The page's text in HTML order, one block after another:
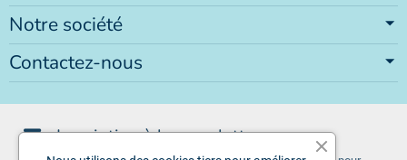
Notre société
Contactez-nous
Inscription à la newsletter